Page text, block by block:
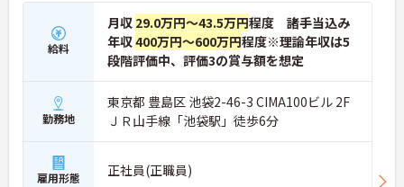
給料
月収 29.0万円～43.5万円程度 諸手当込み
年収400万円～600万円程度※理論年収は5
段階評価中、評価3の賞与額を想定
勤務地
東京都 豊島区 池袋2-46-3 CIMA100ビル 2F
ＪＲ山手線「池袋駅」徒歩6分
雇用形態 正社員(正職員)